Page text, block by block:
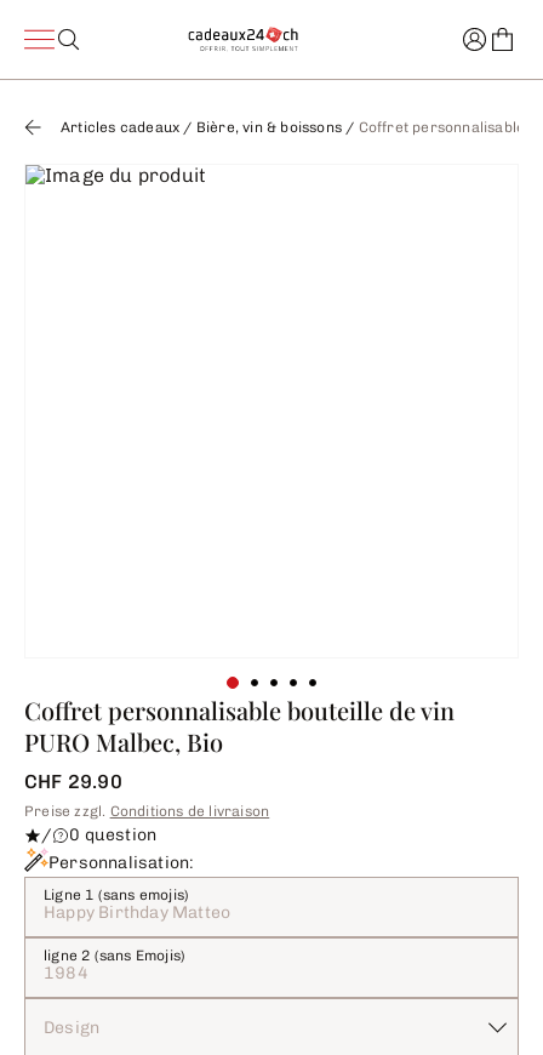
Articles cadeaux / Bière, vin & boissons / Coffret personnalisable
Coffret personnalisable bouteille de vin
PURO Malbec, Bio
CHF 29.90
Preise zzgl. Conditions de livraison
/
0 question
Personnalisation:
Ligne 1 (sans emojis)
ligne 2 (sans Emojis)
Design